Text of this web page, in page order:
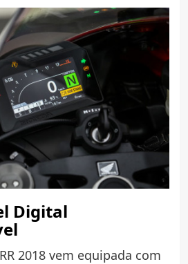
Digital
2018 vem equipada com